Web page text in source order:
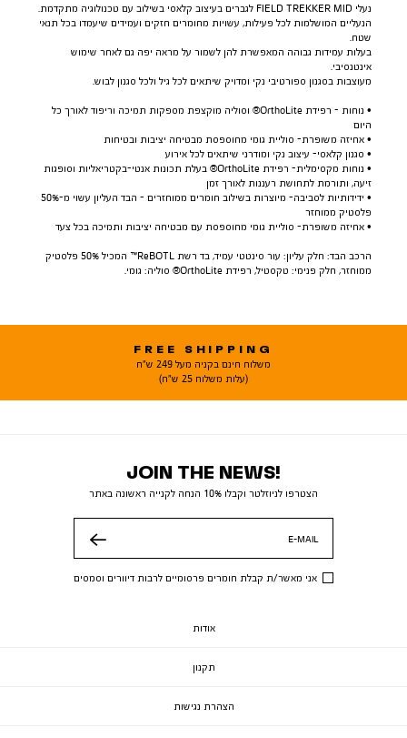
נעלי FIELD TREKKER MID לגברים בעיצוב קלאסי בשילוב עם טכנולוגיה מתקדמת.
הנעליים המושלמות לכל פעילות, עשויות מחומרים חזקים ועמידים שיעמדו בכל תנאי
שטח.
בעלות עמידות גבוהה המאפשרת להן לשמור על מראה יפה גם לאחר שימוש
אינטנסיבי.
מעוצבות בסגנון ספורטיבי נקי ומדויק שיתאים לכל גיל ולכל סגנון לבוש.
• נוחות - רפידת OrthoLite® וסוליה מוקצפת מספקות תמיכה וריפוד לאורך כל
היום
• אחיזה משופרת- סוליית גומי מחוספסת מבטיחה יציבות ובטיחות
• סגנון קלאסי- עיצוב נקי ומודרני שיתאים לכל אירוע
• נוחות מקסימלית- רפידת OrthoLite® בעלת תכונות אנטי-בקטריאליות וסופגות
זיעה, ותורמת לתחושת רעננות לאורך זמן
• ידידותיות לסביבה- מיוצרות בשילוב חומרים ממוחזרים - הבד העליון עשוי מ-50%
פלסטיק ממוחזר
• אחיזה משופרת- סוליית גומי מחוספסת עם מבטיחה יציבות ותמיכה בכל צעד
הרכב הבד: חלק עליון: עור סינטטי עמיד, בד רשת ReBOTL™ המכיל 50% פלסטיק
ממוחזר, חלק פנימי: טקסטיל, רפידת OrthoLite® סוליה: גומי.
FREE SHIPPING
משלוח חינם בקניה מעל 249 ש"ח
(עלות משלוח 25 ש"ח)
JOIN THE NEWS!
הצטרפו לניוזלטר וקבלו 10% הנחה לקנייה ראשונה באתר
E-MAIL
אני מאשר/ת קבלת חומרים פרסומיים לרבות דיוורים וסמסים
אודות
תקנון
הצהרת נגישות